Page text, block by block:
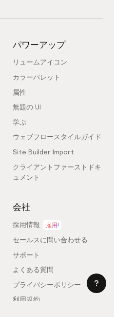
パワーアップ
リュームアイコン
カラーパレット
属性
無題の UI
学ぶ
ウェブフロースタイルガイド
Site Builder Import
クライアントファーストドキ
ュメント
会社
採用情報 雇用!
セールスに問い合わせる
サポート
よくある質問
プライバシーポリシー
利用規約